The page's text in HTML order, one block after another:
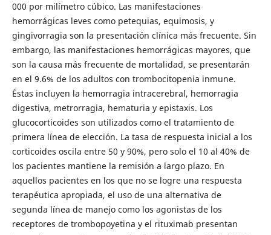
000 por milímetro cúbico. Las manifestaciones
hemorrágicas leves como petequias, equimosis, y
gingivorragia son la presentación clínica más frecuente. Sin
embargo, las manifestaciones hemorrágicas mayores, que
son la causa más frecuente de mortalidad, se presentarán
en el 9.6% de los adultos con trombocitopenia inmune.
Éstas incluyen la hemorragia intracerebral, hemorragia
digestiva, metrorragia, hematuria y epistaxis. Los
glucocorticoides son utilizados como el tratamiento de
primera línea de elección. La tasa de respuesta inicial a los
corticoides oscila entre 50 y 90%, pero solo el 10 al 40% de
los pacientes mantiene la remisión a largo plazo. En
aquellos pacientes en los que no se logre una respuesta
terapéutica apropiada, el uso de una alternativa de
segunda línea de manejo como los agonistas de los
receptores de trombopoyetina y el rituximab presentan